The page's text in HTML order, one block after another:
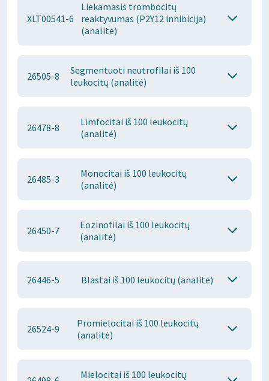
XLT00541-6
Liekamasis trombocitų
reaktyvumas (P2Y12 inhibicija)
(analitė)
26505-8
Segmentuoti neutrofilai iš 100
leukocitų (analitė)
26478-8
Limfocitai iš 100 leukocitų
(analitė)
26485-3
Monocitai iš 100 leukocitų
(analitė)
26450-7
Eozinofilai iš 100 leukocitų
(analitė)
26446-5 Blastai iš 100 leukocitų (analitė)
26524-9
Promielocitai iš 100 leukocitų
(analitė)
Mielocitai iš 100 leukocitų